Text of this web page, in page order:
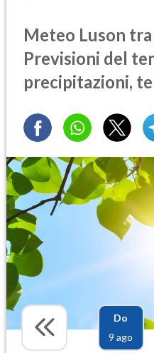
Meteo Luson
Previsioni del
precipitazioni,
Do
9 ago